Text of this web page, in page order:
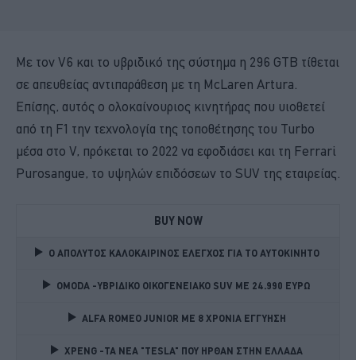
Με τον V6 και το υβριδικό της σύστημα η 296 GTB τίθεται
σε απευθείας αντιπαράθεση με τη McLaren Artura.
Επίσης, αυτός ο ολοκαίνουριος κινητήρας που υιοθετεί
από τη F1 την τεχνολογία της τοποθέτησης του Turbo
μέσα στο V, πρόκεται το 2022 να εφοδιάσει και τη Ferrari
Purosangue, το υψηλών επιδόσεων το SUV της εταιρείας.
BUY NOW
Ο ΑΠΟΛΥΤΟΣ ΚΑΛΟΚΑΙΡΙΝΟΣ ΕΛΕΓΧΟΣ ΓΙΑ ΤΟ ΑΥΤΟΚΙΝΗΤΟ
OMODA -ΥΒΡΙΔΙΚΟ ΟΙΚΟΓΕΝΕΙΑΚΟ SUV ME 24.990 ΕΥΡΩ
ALFA ROMEO JUNIOR ME 8 ΧΡΟΝΙΑ ΕΓΓΥΗΣΗ
XPENG -ΤΑ ΝΕΑ "TESLA" ΠΟΥ ΗΡΘΑΝ ΣΤΗΝ ΕΛΛΑΔΑ